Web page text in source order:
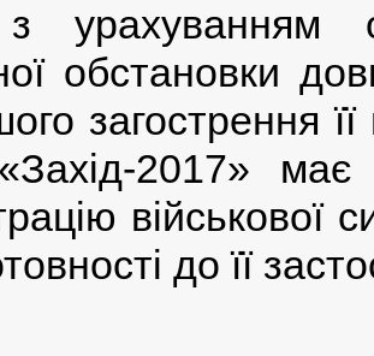
урахуванням
обстановки
загострення
2017» має
військової
до її